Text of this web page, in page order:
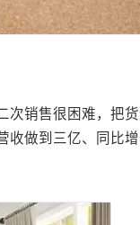
销售很困难，把
做到三亿、同比